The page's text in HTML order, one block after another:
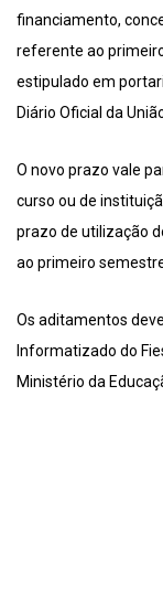
financiamento,
referente ao
estipulado em
Diário Oficial da
O novo prazo vale
curso ou de
prazo de utilização
ao primeiro
Os aditamentos
Informatizado do
Ministério da